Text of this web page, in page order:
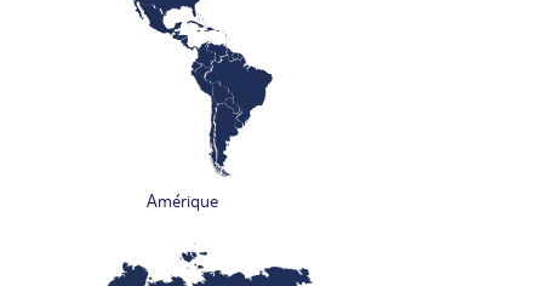
Amérique